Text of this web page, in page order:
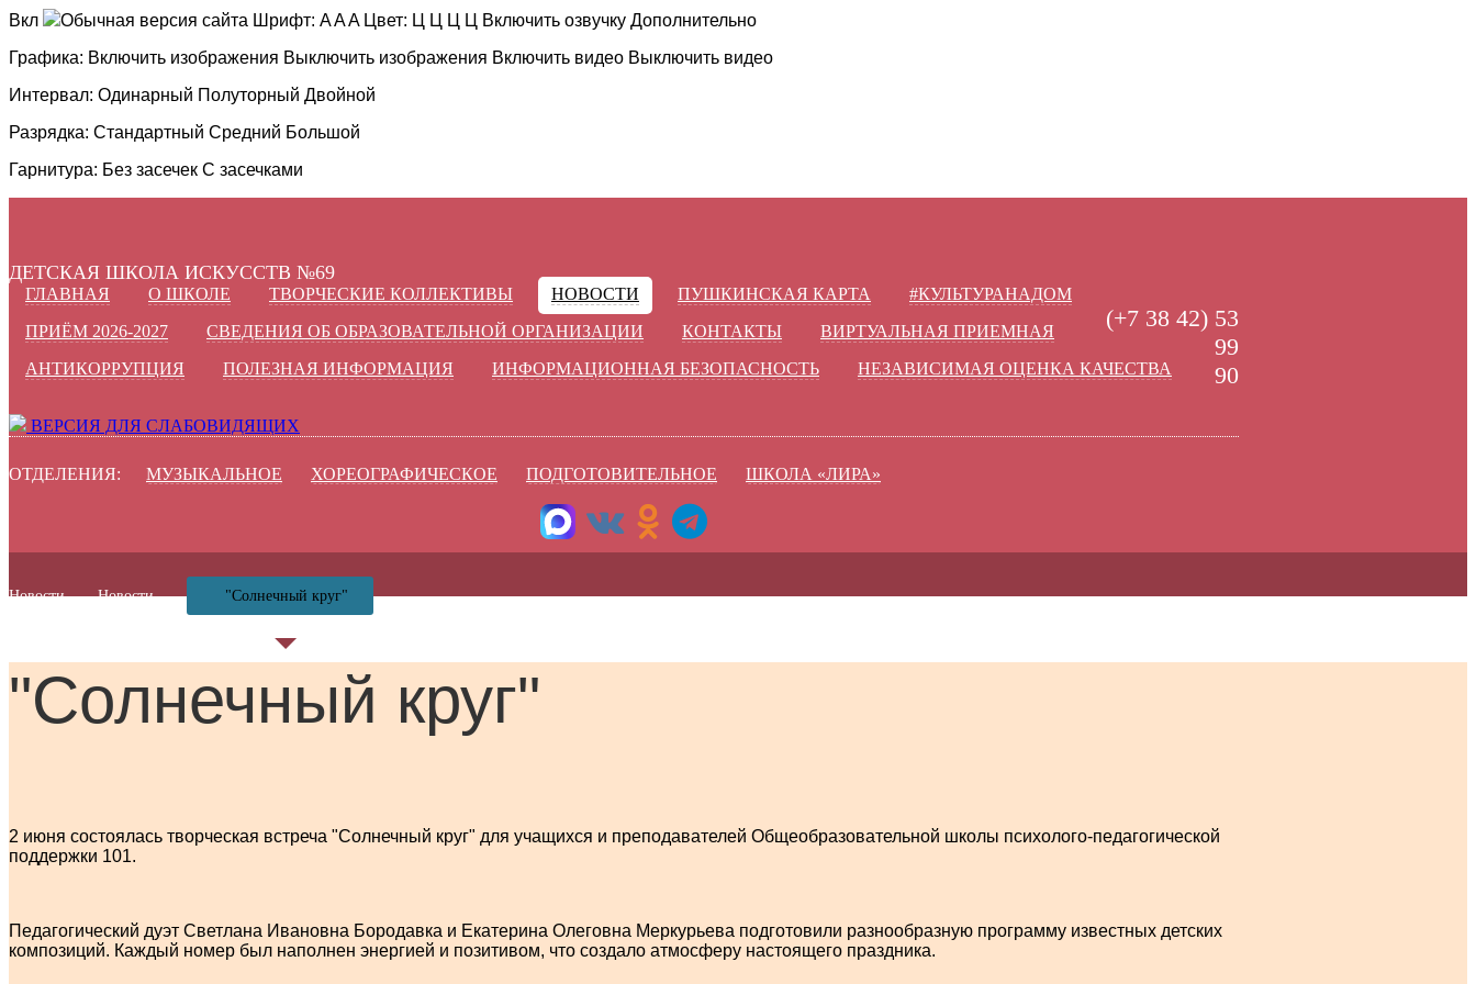
Вкл Обычная версия сайта Шрифт: AAA Цвет: Ц Ц Ц Ц Включить озвучку Дополнительно
Графика: Включить изображения Выключить изображения Включить видео Выключить видео
Интервал: Одинарный Полуторный Двойной
Разрядка: Стандартный Средний Большой
Гарнитура: Без засечек С засечками
ДЕТСКАЯ ШКОЛА ИСКУССТВ №69
ГЛАВНАЯ О ШКОЛЕ ТВОРЧЕСКИЕ КОЛЛЕКТИВЫ НОВОСТИ ПУШКИНСКАЯ КАРТА
#КУЛЬТУРАНАДОМ
ПРИЁМ 2026-2027
СВЕДЕНИЯ ОБ ОБРАЗОВАТЕЛЬНОЙ ОРГАНИЗАЦИИ КОНТАКТЫ
ВИРТУАЛЬНАЯ ПРИЕМНАЯ
АНТИКОРРУПЦИЯ
ПОЛЕЗНАЯ ИНФОРМАЦИЯ ИНФОРМАЦИОННАЯ БЕЗОПАСНОСТЬ НЕЗАВИСИМАЯ ОЦЕНКА КАЧЕСТВА
(+7 38 42) 53
99
90
ВЕРСИЯ ДЛЯ СЛАБОВИДЯЩИХ
ОТДЕЛЕНИЯ: МУЗЫКАЛЬНОЕ ХОРЕОГРАФИЧЕСКОЕ ПОДГОТОВИТЕЛЬНОЕ ШКОЛА «ЛИРА»
Новости Новости "Солнечный круг"
"Солнечный круг"
2 июня состоялась творческая встреча "Солнечный круг" для учащихся и преподавателей Общеобразовательной школы психолого-педагогической
поддержки 101.
Педагогический дуэт Светлана Ивановна Бородавка и Екатерина Олеговна Меркурьева подготовили разнообразную программу известных детских
композиций. Каждый номер был наполнен энергией и позитивом, что создало атмосферу настоящего праздника.